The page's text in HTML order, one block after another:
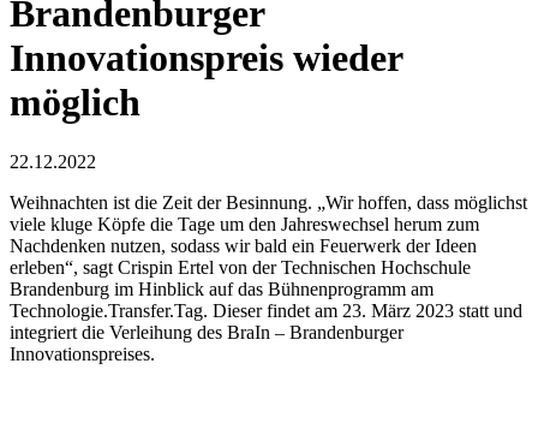
Brandenburger
Innovationspreis wieder
möglich
22.12.2022
Weihnachten ist die Zeit der Besinnung. „Wir hoffen, dass möglichst
viele kluge Köpfe die Tage um den Jahreswechsel herum zum
Nachdenken nutzen, sodass wir bald ein Feuerwerk der Ideen
erleben“, sagt Crispin Ertel von der Technischen Hochschule
Brandenburg im Hinblick auf das Bühnenprogramm am
Technologie.Transfer.Tag. Dieser findet am 23. März 2023 statt und
integriert die Verleihung des BraIn – Brandenburger
Innovationspreises.